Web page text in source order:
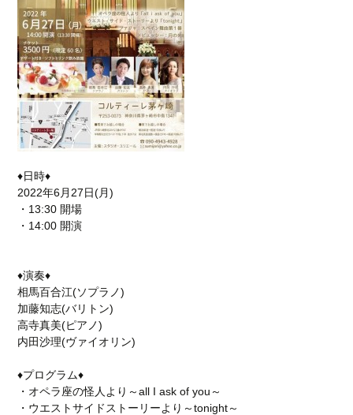
♦日時♦
2022年6月27日(月)
・13:30 開場
・14:00 開演
♦演奏♦
相馬百合江(ソプラノ)
加藤知志(バリトン)
高寺真美(ピアノ)
内田沙理(ヴァイオリン)
♦プログラム♦
・オペラ座の怪人より～all I ask of you～
・ウエストサイドストーリーより～tonight～